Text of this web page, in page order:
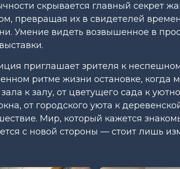
скрывается главный секрет
превращая их в свидетелей
Умение видеть возвышенное в
приглашает зрителя к
ритме жизни остановке, когда
к залу, от цветущего сада к
от городского уюта к
Мир, который кажется
с новой стороны — стоит лишь